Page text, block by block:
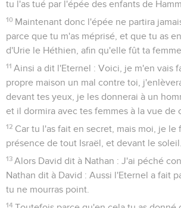
tu l'as tué par l'épée des enfants de
10 Maintenant donc l'épée ne partira
parce que tu m'as méprisé, et que tu as
d'Urie le Héthien, afin qu'elle fût ta femme.
11 Ainsi a dit l'Eternel : Voici, je m'en vais
propre maison un mal contre toi,
devant tes yeux, je les donnerai à un
et il dormira avec tes femmes à la vue de
12 Car tu l'as fait en secret, mais moi, je le
présence de tout Israël, et devant le soleil.
13 Alors David dit à Nathan : J'ai péché
Nathan dit à David : Aussi l'Eternel a fait
tu ne mourras point.
14